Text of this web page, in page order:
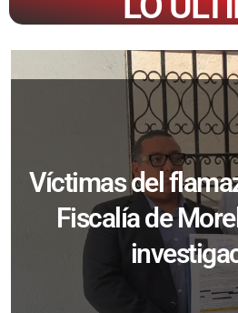
Víctimas del
Fiscalía de